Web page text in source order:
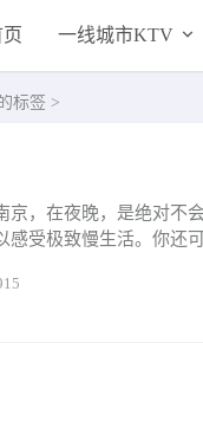
一线城市KTV
标签 >
京，在夜晚，是绝对不
感受极致慢生活。你还
也可以找寻最真实...